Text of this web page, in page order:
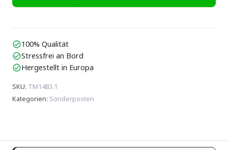
check_circle100% Qualität
check_circleStressfrei an Bord
check_circleHergestellt in Europa
SKU: TM1483.1
Kategorien: Sonderposten